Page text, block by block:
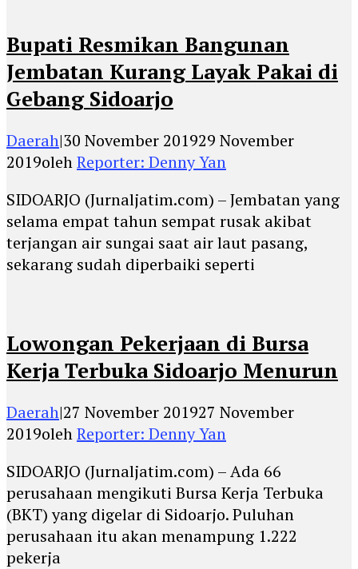
Bupati Resmikan Bangunan
Jembatan Kurang Layak Pakai di
Gebang Sidoarjo
Daerah|30 November 201929 November
2019olehReporter: Denny Yan
SIDOARJO (Jurnaljatim.com) – Jembatan yang
selama empat tahun sempat rusak akibat
terjangan air sungai saat air laut pasang,
sekarang sudah diperbaiki seperti
Lowongan Pekerjaan di Bursa
Kerja Terbuka Sidoarjo Menurun
Daerah|27 November 201927 November
2019olehReporter: Denny Yan
SIDOARJO (Jurnaljatim.com) – Ada 66
perusahaan mengikuti Bursa Kerja Terbuka
(BKT) yang digelar di Sidoarjo. Puluhan
perusahaan itu akan menampung 1.222
pekerja